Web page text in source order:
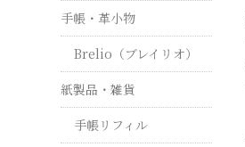
手帳・革小物
Brelio（ブレイリオ）
紙製品・雑貨
手帳リフィル